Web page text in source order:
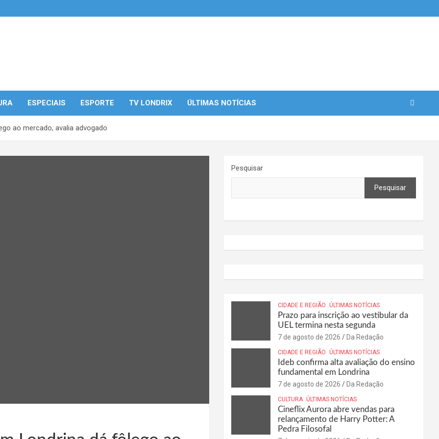
ESPECIAIS ESPORTE TV LONDRIX ÚLTIMAS NOTÍCIAS
ao mercado, avalia advogado
Pesquisar
Pesquisar
CIDADE E REGIÃO ÚLTIMAS NOTÍCIAS
Prazo para inscrição ao vestibular da
UEL termina nesta segunda
7 de agosto de 2026 Da Redação
CIDADE E REGIÃO ÚLTIMAS NOTÍCIAS
Ideb confirma alta avaliação do ensino
fundamental em Londrina
7 de agosto de 2026 Da Redação
CULTURA ÚLTIMAS NOTÍCIAS
Cineflix Aurora abre vendas para
relançamento de Harry Potter: A
Pedra Filosofal